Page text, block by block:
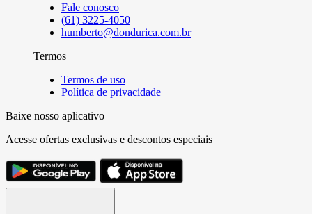
Fale conosco
(61) 3225-4050
humberto@dondurica.com.br
Termos
Termos de uso
Política de privacidade
Baixe nosso aplicativo
Acesse ofertas exclusivas e descontos especiais